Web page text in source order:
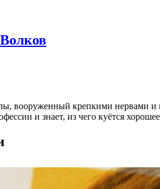
вооруженный крепкими нервами и
и знает, из чего куётся